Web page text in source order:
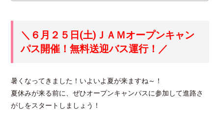
＼６月２５日(土) ＪＡＭオープンキャン
パス 開催！無料送迎バス運行！／
暑くなってきました！いよいよ夏が来ますね～！
夏休みが来る前に、ぜひオープンキャンパスに参加して進路さ
がしをスタートしましょう！